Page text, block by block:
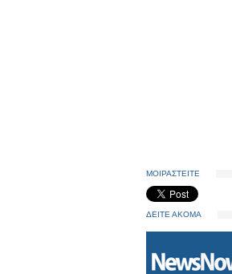
ΜΟΙΡΑΣΤΕΙΤΕ
ΔΕΙΤΕ ΑΚΟΜΑ